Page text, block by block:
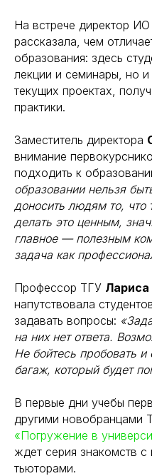
На встрече директор
рассказала, чем
образования: здесь
лекции и семинары, но
текущих проектах,
практики.
Заместитель директора
внимание
подходить к
образовании нельзя
доносить людям то,
делать это ценным,
главное — полезным
задача как
Профессор ТГУ
напутствовала
задавать вопросы:
на них нет ответа.
Не бойтесь пробовать
багаж, который будет
В первые дни учебы
другими новобранцами
«Погружение в
ждет серия знакомств с
тьюторами.